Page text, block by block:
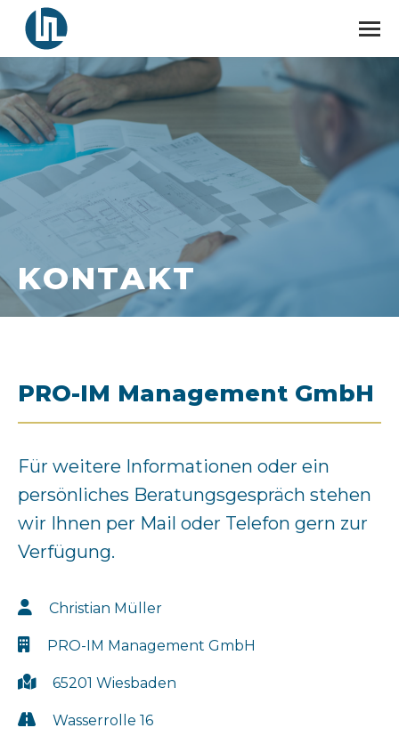
KONTAKT
PRO-IM Management GmbH
Für weitere Informationen oder ein
persönliches Beratungsgespräch stehen
wir Ihnen per Mail oder Telefon gern zur
Verfügung.
Christian Müller
PRO-IM Management GmbH
65201 Wiesbaden
Wasserrolle 16